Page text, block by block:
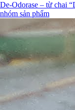
De-Odorase – từ chai
nhóm sản phẩm